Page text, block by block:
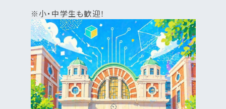
※小・中学生も歓迎！